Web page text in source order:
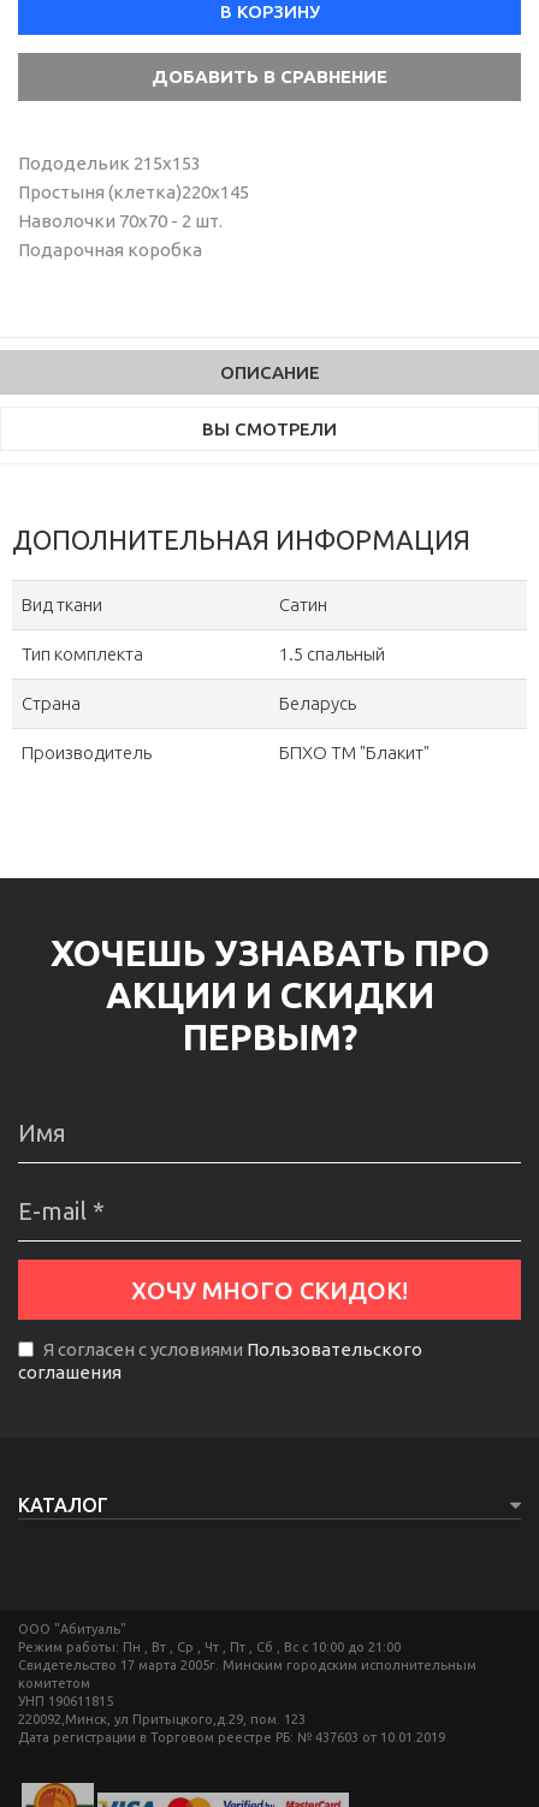
В КОРЗИНУ
Пододельик 215х153
Простыня (клетка)220х145
Наволочки 70х70 - 2 шт.
Подарочная коробка
ОПИСАНИЕ
ВЫ СМОТРЕЛИ
ДОПОЛНИТЕЛЬНАЯ ИНФОРМАЦИЯ
Вид ткани Сатин
Тип комплекта 1.5 спальный
Страна Беларусь
Производитель БПХО ТМ "Блакит"
ХОЧЕШЬ УЗНАВАТЬ ПРО
АКЦИИ И СКИДКИ
ПЕРВЫМ?
Я согласен с условиями Пользовательского
соглашения
КАТАЛОГ
ООО "Абитуаль"
Режим работы: Пн , Вт , Ср , Чт , Пт , Сб , Вс c 10:00 до 21:00
Свидетельство 17 марта 2005г. Минским городским исполнительным
комитетом
УНП 190611815
220092,Минск, ул Притыцкого,д.29, пом. 123
Дата регистрации в Торговом реестре РБ: № 437603 от 10.01.2019